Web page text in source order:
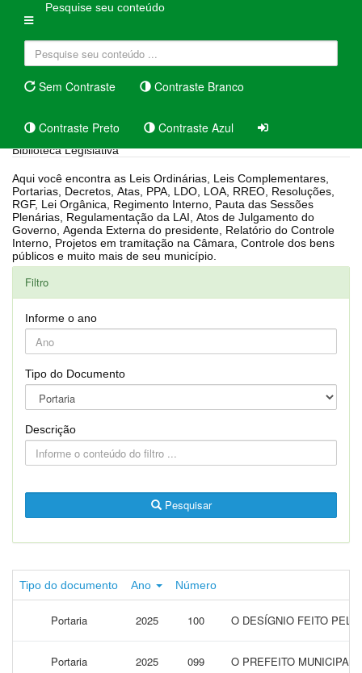
Pesquise seu conteúdo
Sem Contraste Contraste Branco
Contraste Preto Contraste Azul
Biblioteca Legislativa
Aqui você encontra as Leis Ordinárias, Leis Complementares,
Portarias, Decretos, Atas, PPA, LDO, LOA, RREO, Resoluções,
RGF, Lei Orgânica, Regimento Interno, Pauta das Sessões
Plenárias, Regulamentação da LAI, Atos de Julgamento do
Governo, Agenda Externa do presidente, Relatório do Controle
Interno, Projetos em tramitação na Câmara, Controle dos bens
públicos e muito mais de seu município.
Filtro
Informe o ano
Tipo do Documento
Descrição
Pesquisar
Tipo do documento Ano Número
Portaria 2025 100 O DESÍGNIO FEITO
Portaria 2025 099 O PREFEITO MUNICIPAL